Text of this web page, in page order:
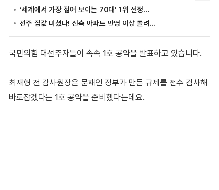
국민의힘 대선주자들이 속속 1호 공약을 발표하고 있습니다.
최재형 전 감사원장은 문재인 정부가 만든 규제를 전수 검사해
바로잡겠다는 1호 공약을 준비했다는데요.